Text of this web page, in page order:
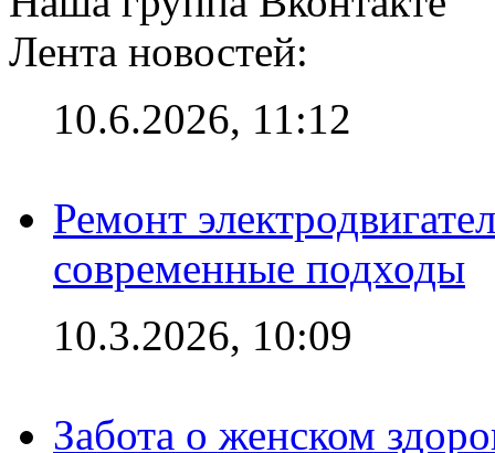
Лента новостей:
10.6.2026, 11:12
Ремонт
современные подходы
10.3.2026, 10:09
Забота о женском